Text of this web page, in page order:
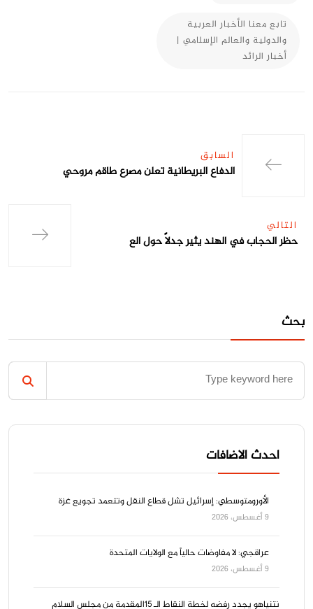
تابع معنا الأخبار العربية
والدولية والعالم الإسلامي |
أخبار الرائد
السابق
الدفاع البريطانية تعلن مصرع طاقم مروحي
التالي
حظر الحجاب في الهند يثير جدلاً حول الع
بحث
احدث الاضافات
الأورومتوسطي: إسرائيل تشل قطاع النقل وتتعمد تجويع غزة
9 أغسطس، 2026
عراقجي: لا مفاوضات حالياً مع الولايات المتحدة
9 أغسطس، 2026
نتنياهو يجدد رفضه لخطة النقاط الـ 15المقدمة من مجلس السلام